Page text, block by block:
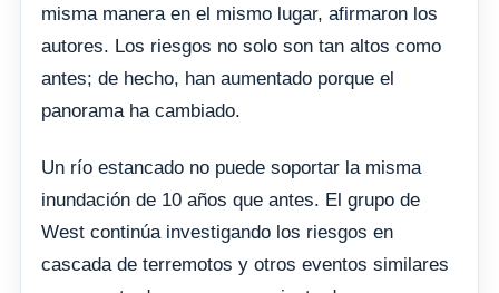
misma manera en el mismo lugar, afirmaron los
autores. Los riesgos no solo son tan altos como
antes; de hecho, han aumentado porque el
panorama ha cambiado.
Un río estancado no puede soportar la misma
inundación de 10 años que antes. El grupo de
West continúa investigando los riesgos en
cascada de terremotos y otros eventos similares